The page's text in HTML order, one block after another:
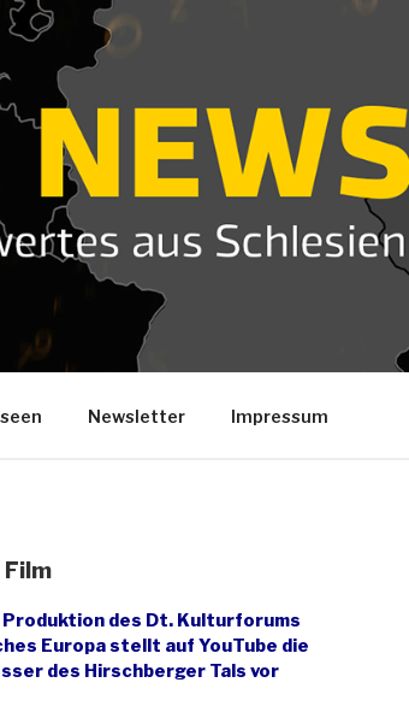
Newsletter Impressum
Film
Produktion des Dt. Kulturforums
Europa stellt auf YouTube die
des Hirschberger Tals vor